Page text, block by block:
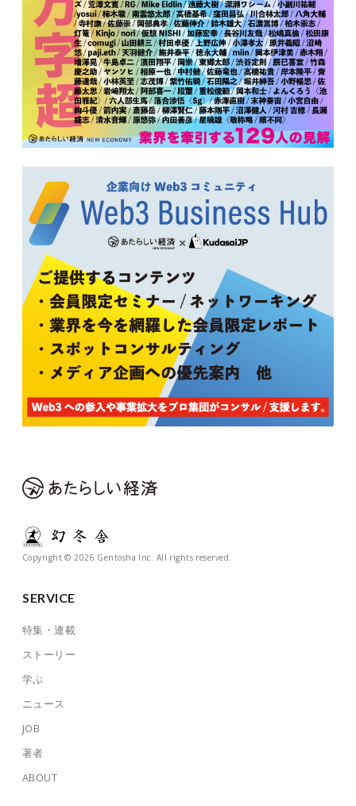
Copyright © 2026 Gentosha Inc. All rights reserved.
SERVICE
特集・連載
ストーリー
学ぶ
ニュース
JOB
著者
ABOUT